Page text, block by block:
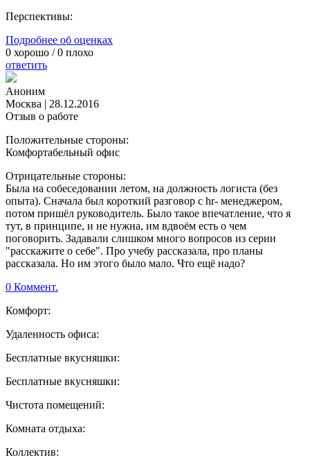
Перспективы:
Подробнее об оценках
0 хорошо /0 плохо
ответить
Аноним
Москва | 28.12.2016
Отзыв о работе
Положительные стороны:
Комфортабельный офис
Отрицательные стороны:
Была на собеседовании летом, на должность логиста (без
опыта). Сначала был короткий разговор с hr- менеджером,
потом пришёл руководитель. Было такое впечатление, что я
тут, в принципе, и не нужна, им вдвоём есть о чем
поговорить. Задавали слишком много вопросов из серии
"расскажите о себе". Про учебу рассказала, про планы
рассказала. Но им этого было мало. Что ещё надо?
0 Коммент.
Комфорт:
Удаленность офиса:
Бесплатные вкусняшки:
Бесплатные вкусняшки:
Чистота помещений:
Комната отдыха:
Коллектив: